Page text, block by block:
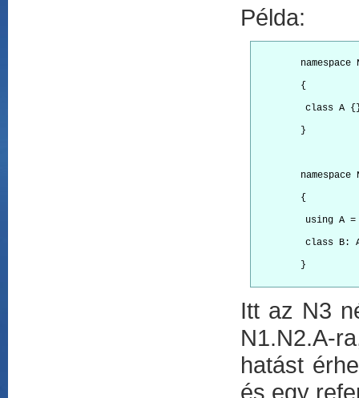
Példa:
namespace
        {
class A
        }
namespace
        {
using A =
class B:
        }
Itt az N3
N1.N2.A-
hatást
és egy